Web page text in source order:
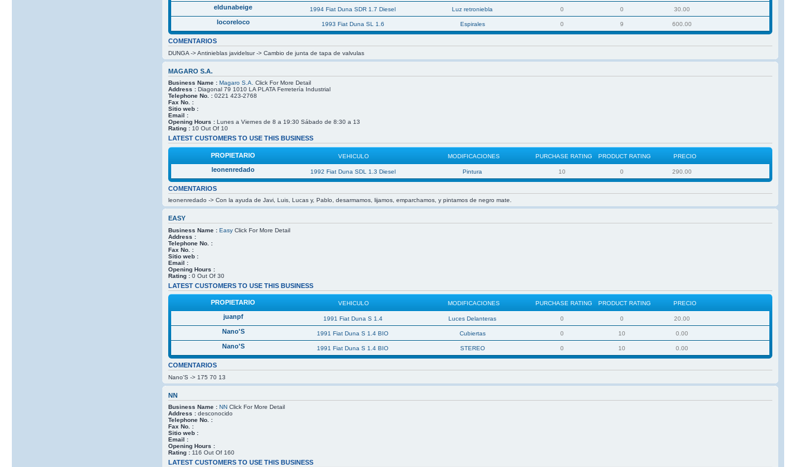
eldunabeige 1994 Fiat Duna SDR 1.7 Diesel Luz retroniebla 0 0 30.00
locoreloco 1993 Fiat Duna SL 1.6 Espirales 0 9 600.00
COMENTARIOS
DUNGA -> Antinieblas javidelsur -> Cambio de junta de tapa de valvulas
MAGARO S.A.
Business Name : Magaro S.A.
Click For More Detail
Address : Diagonal 79 1010 LA PLATA Ferretería Industrial
Telephone No. : 0221 423-2768
Fax No. :
Sitio web :
Email :
Opening Hours : Lunes a Viernes de 8 a 19:30 Sábado de 8:30 a 13
Rating : 10 Out Of 10
LATEST CUSTOMERS TO USE THIS BUSINESS
PROPIETARIO VEHICULO MODIFICACIONES PURCHASE RATING PRODUCT RATING PRECIO
leonenredado 1992 Fiat Duna SDL 1.3 Diesel Pintura 10 0 290.00
COMENTARIOS
leonenredado -> Con la ayuda de Javi, Luis, Lucas y, Pablo, desarmamos, lijamos, emparchamos, y pintamos de negro mate.
EASY
Business Name : EasyClick For More Detail
Address :
Telephone No. :
Fax No. :
Sitio web :
Email :
Opening Hours :
Rating : 0 Out Of 30
LATEST CUSTOMERS TO USE THIS BUSINESS
PROPIETARIO VEHICULO MODIFICACIONES PURCHASE RATING PRODUCT RATING PRECIO
juanpf 1991 Fiat Duna S 1.4 Luces Delanteras 0 0 20.00
Nano'S 1991 Fiat Duna S 1.4 BIO Cubiertas 0 10 0.00
Nano'S 1991 Fiat Duna S 1.4 BIO STEREO 0 10 0.00
COMENTARIOS
Nano'S -> 175 70 13
NN
Business Name : NNClick For More Detail
Address : desconocido
Telephone No. :
Fax No. :
Sitio web :
Email :
Opening Hours :
Rating : 116 Out Of 160
LATEST CUSTOMERS TO USE THIS BUSINESS